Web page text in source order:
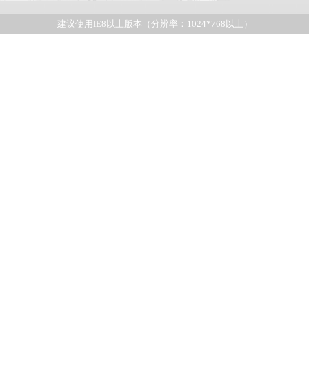
建议使用IE8以上版本（分辨率：1024*768以上）